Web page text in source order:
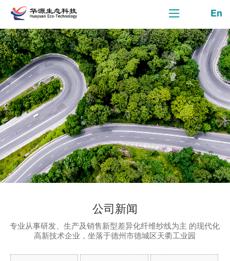
En
公司新闻
专业从事研发、生产及销售新型差异化纤维纱线为主 的现代化
高新技术企业，坐落于德州市德城区天衢工业园